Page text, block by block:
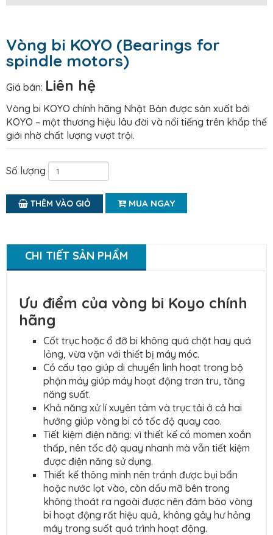
Vòng bi KOYO (Bearings for
spindle motors)
Giá bán: Liên hệ
Vòng bi KOYO chính hãng Nhật Bản được sản xuất bởi
KOYO – một thương hiệu lâu đời và nổi tiếng trên khắp thế
giới nhờ chất lượng vượt trội.
Số lượng
THÊM VÀO GIỎ MUA NGAY
CHI TIẾT SẢN PHẨM
Ưu điểm của vòng bi Koyo chính
hãng
Cốt trục hoặc ổ đỡ bi không quá chặt hay quá
lỏng, vừa vặn với thiết bị máy móc.
Có cấu tạo giúp di chuyển linh hoạt trong bộ
phận máy giúp máy hoạt động trơn tru, tăng
năng suất.
Khả năng xử lí xuyên tâm và trục tải ở cả hai
hướng giúp vòng bi có tốc độ quay cao.
Tiết kiệm điện năng: vì thiết kế có momen xoắn
thấp, nên tốc độ quay nhanh mà vẫn tiết kiệm
được điện năng sử dụng.
Thiết kế thông minh nên tránh được bụi bẩn
hoặc nước lọt vào, còn dầu mỡ bên trong
không thoát ra ngoài được nên đảm bảo vòng
bi hoạt động rất hiệu quả, không gây hư hỏng
máy trong suốt quá trình hoạt động.